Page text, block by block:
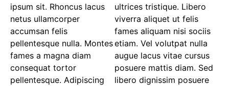
ipsum sit. Rhoncus lacus
netus ullamcorper
accumsan felis
pellentesque nulla. Montes
fames a magna diam
consequat tortor
pellentesque. Adipiscing
ultrices tristique. Libero
viverra aliquet ut felis
fames aliquam nisi sociis
etiam. Vel volutpat nulla
augue lacus vitae cursus
posuere mattis diam. Sed
libero dignissim posuere